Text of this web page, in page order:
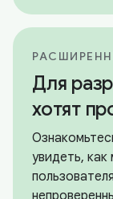
Для
хотят
увидеть,